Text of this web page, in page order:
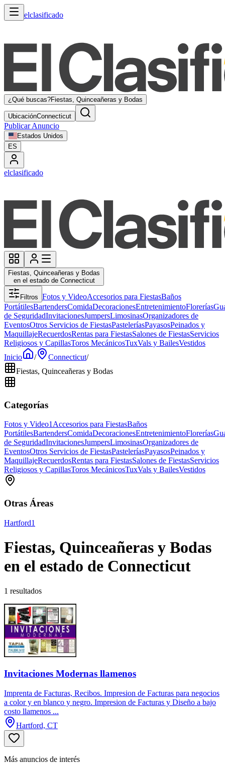
elclasificado
¿Qué buscas?Fiestas, Quinceañeras y Bodas
UbicaciónConnecticut
Publicar Anuncio
Estados Unidos
ES
elclasificado
Fiestas, Quinceañeras y Bodas
en el estado de Connecticut
Filtros Fotos y VideoAccesorios para FiestasBaños
PortátilesBartendersComidaDecoracionesEntretenimientoFlorerías
de SeguridadInvitacionesJumpersLimosinasOrganizadores de
EventosOtros Servicios de FiestasPasteleríasPayasosPeinados y
MaquillajeRecuerdosRentas para FiestasSalones de FiestasServicios
Religiosos y CapillasToros MecánicosTuxVals y BailesVestidos
Inicio
/ Connecticut/
Fiestas, Quinceañeras y Bodas
Categorías
Fotos y Video1Accesorios para FiestasBaños
PortátilesBartendersComidaDecoracionesEntretenimientoFlorerías
de SeguridadInvitacionesJumpersLimosinasOrganizadores de
EventosOtros Servicios de FiestasPasteleríasPayasosPeinados y
MaquillajeRecuerdosRentas para FiestasSalones de FiestasServicios
Religiosos y CapillasToros MecánicosTuxVals y BailesVestidos
Otras Áreas
Hartford1
Fiestas, Quinceañeras y Bodas
en el estado de Connecticut
1 resultados
Invitaciones Modernas llamenos
Imprenta de Facturas, Recibos. Impresion de Facturas para negocios
a color y en blanco y negro. Impresion de Facturas y Diseño a bajo
costo llamenos ...
Hartford, CT
Más anuncios de interés